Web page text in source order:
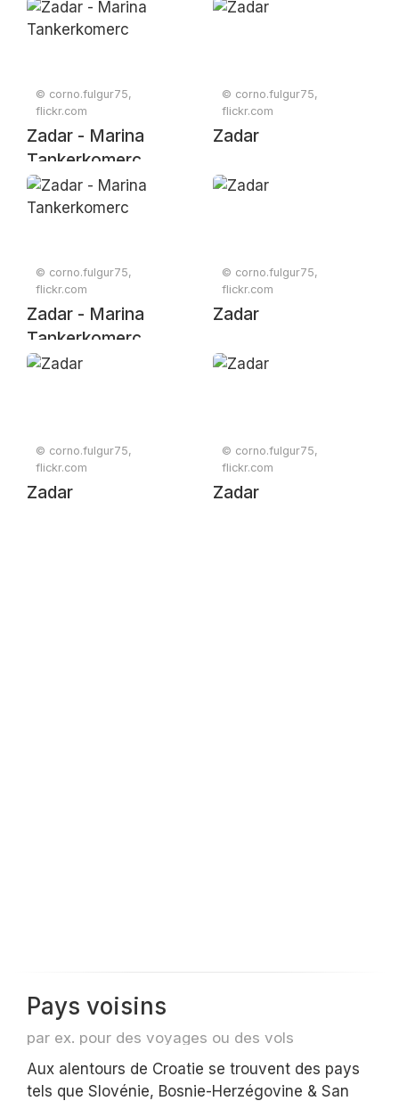
© corno.fulgur75,
flickr.com
Zadar - Marina
Tankerkomerc
© corno.fulgur75,
flickr.com
Zadar
© corno.fulgur75,
flickr.com
Zadar - Marina
Tankerkomerc
© corno.fulgur75,
flickr.com
Zadar
© corno.fulgur75,
flickr.com
Zadar
© corno.fulgur75,
flickr.com
Zadar
Pays voisins
par ex. pour des voyages ou des vols
Aux alentours de Croatie se trouvent des pays
tels que Slovénie, Bosnie-Herzégovine & San